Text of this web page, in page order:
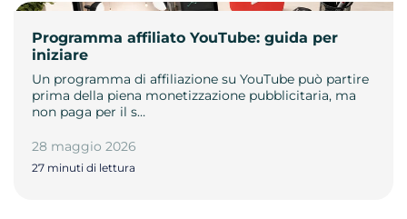
Programma affiliato YouTube: guida per
iniziare
Un programma di affiliazione su YouTube può partire
prima della piena monetizzazione pubblicitaria, ma
non paga per il s…
28 maggio 2026
27 minuti di lettura